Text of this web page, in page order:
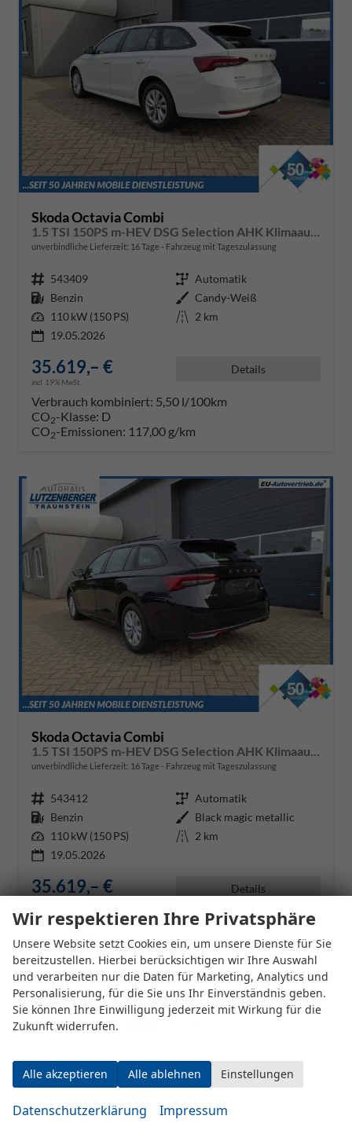
Skoda Octavia Combi
unverbindliche Lieferzeit: 16 Tage Fahrzeug mit Tageszulassung
Fahrzeugnr. 543409 Getriebe Automatik
Kraftstoff Benzin Außenfarbe Candy-Weiß
Leistung 110 kW (150 PS) Kilometerstand 2 km
19.05.2026
35.619,– €
incl. 19% MwSt.
Details
Verbrauch kombiniert: 5,50 l/100km
CO2-Klasse: D
CO2-Emissionen: 117,00 g/km
Skoda Octavia Combi
unverbindliche Lieferzeit: 16 Tage Fahrzeug mit Tageszulassung
Fahrzeugnr. 543412 Getriebe Automatik
Kraftstoff Benzin Außenfarbe Black magic metallic
Leistung 110 kW (150 PS) Kilometerstand 2 km
19.05.2026
35.619,– € Details
Verbrauch kombiniert:5,50 l/100km
2
CO -Emissionen: 117,00 g/km
Datensätze pro Seite:
10
Seiten:
Wir respektieren Ihre Privatsphäre
Unsere Website setzt Cookies ein, um unsere Dienste für Sie
bereitzustellen. Hierbei berücksichtigen wir Ihre Auswahl
und verarbeiten nur die Daten für Marketing, Analytics und
Personalisierung, für die Sie uns Ihr Einverständnis geben.
Sie können Ihre Einwilligung jederzeit mit Wirkung für die
Zukunft widerrufen.
Alle akzeptieren Alle ablehnen Einstellungen
Datenschutzerklärung Impressum